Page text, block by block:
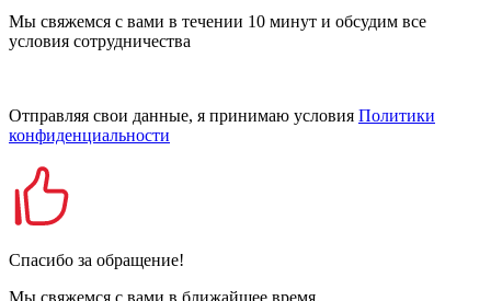
Мы свяжемся с вами в течении 10 минут и обсудим все
условия сотрудничества
Отправляя свои данные, я принимаю условия Политики
конфиденциальности
Спасибо за обращение!
Мы свяжемся с вами в ближайшее время.